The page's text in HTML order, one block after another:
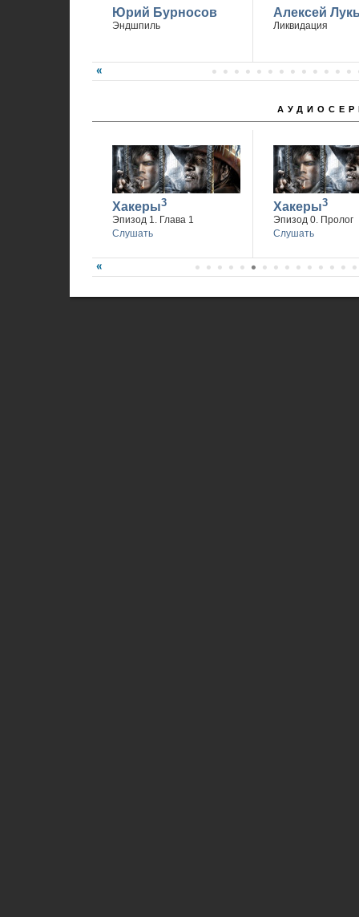
Юрий Бурносов
Эндшпиль
Алексей
Ликвидация
Хакеры3
Эпизод 1. Глава 1
Слушать
Хакеры3
Эпизод 0. Пролог
Слушать